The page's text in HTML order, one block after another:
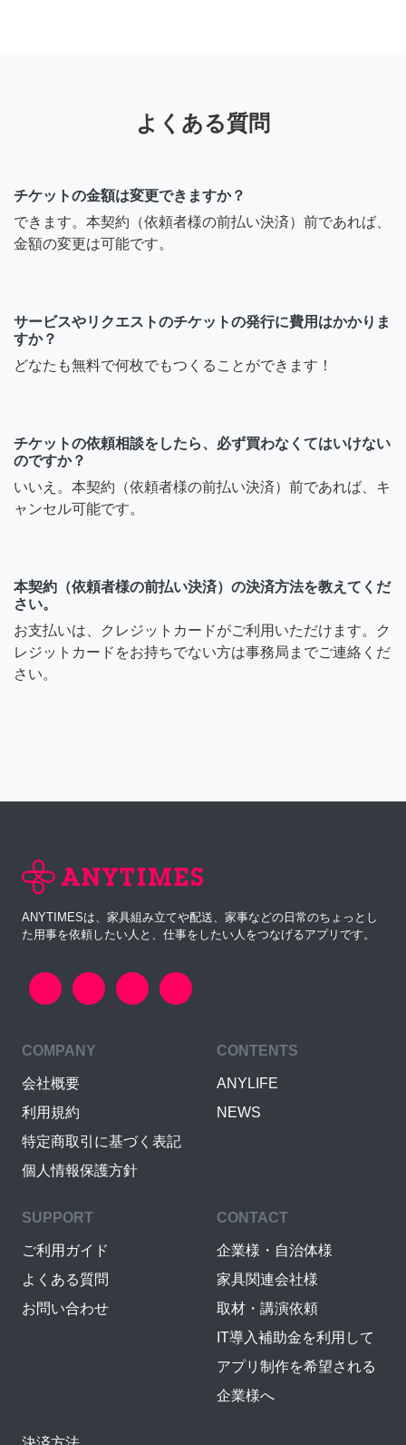
よくある質問
チケットの金額は変更できますか？
できます。本契約（依頼者様の前払い決済）前であれば、
金額の変更は可能です。
サービスやリクエストのチケットの発行に費用はかかりま
すか？
どなたも無料で何枚でもつくることができます！
チケットの依頼相談をしたら、必ず買わなくてはいけない
のですか？
いいえ。本契約（依頼者様の前払い決済）前であれば、キ
ャンセル可能です。
本契約（依頼者様の前払い決済）の決済方法を教えてくだ
さい。
お支払いは、クレジットカードがご利用いただけます。ク
レジットカードをお持ちでない方は事務局までご連絡くだ
さい。
ANYTIMESは、家具組み立てや配送、家事などの日常のちょっとし
た用事を依頼したい人と、仕事をしたい人をつなげるアプリです。
COMPANY
会社概要
利用規約
特定商取引に基づく表記
個人情報保護方針
CONTENTS
ANYLIFE
NEWS
SUPPORT
ご利用ガイド
よくある質問
お問い合わせ
CONTACT
企業様・自治体様
家具関連会社様
取材・講演依頼
IT導入補助金を利用して
アプリ制作を希望される
企業様へ